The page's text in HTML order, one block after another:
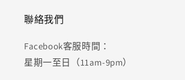
聯絡我們
Facebook客服時間：
星期一至日（11am-9pm）